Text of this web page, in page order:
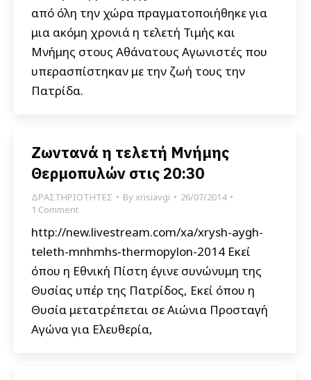
από όλη την χώρα πραγματοποιήθηκε για
μια ακόμη χρονιά η τελετή Τιμής και
Μνήμης στους Αθάνατους Αγωνιστές που
υπερασπίστηκαν με την ζωή τους την
Πατρίδα.
Ζωντανά η τελετή Μνήμης
Θερμοπυλών στις 20:30
ΔΡΑΣΤΗΡΙΟΤΗΤΕΣ Byxrisiavgi
26/07/2014
1 Comment
http://new.livestream.com/xa/xrysh-aygh-
teleth-mnhmhs-thermopylon-2014 Εκεί
όπου η Εθνική Πίστη έγινε συνώνυμη της
Θυσίας υπέρ της Πατρίδος, Εκεί όπου η
Θυσία μετατρέπεται σε Αιώνια Προσταγή
Αγώνα για Ελευθερία,